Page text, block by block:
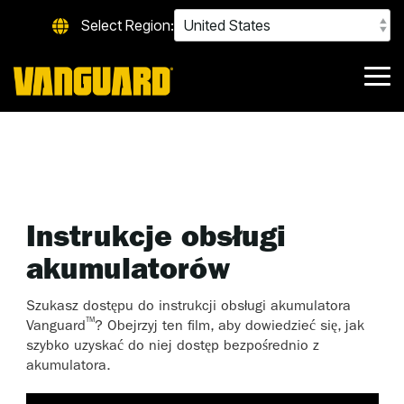
main
content.
Select Region:
Instrukcje obsługi
akumulatorów
Szukasz dostępu do instrukcji obsługi akumulatora
Vanguard™? Obejrzyj ten film, aby dowiedzieć się, jak
szybko uzyskać do niej dostęp bezpośrednio z
akumulatora.